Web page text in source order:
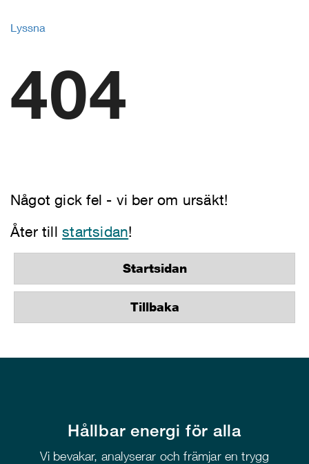
Lyssna
404
Något gick fel - vi ber om ursäkt!
Åter tillstartsidan!
Startsidan
Tillbaka
Hållbar energi för alla
Vi bevakar, analyserar och främjar en trygg